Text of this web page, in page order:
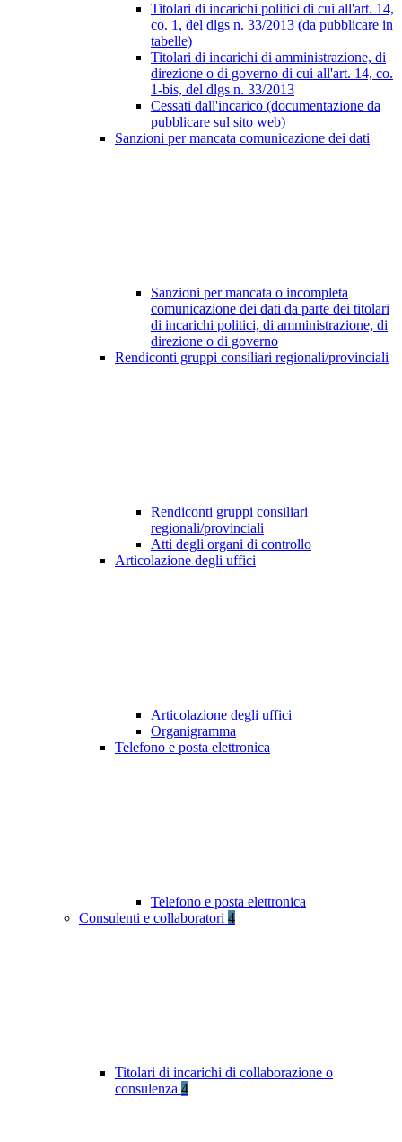
Titolari di incarichi politici di cui all'art. 14,
co. 1, del dlgs n. 33/2013 (da pubblicare in
tabelle)
Titolari di incarichi di amministrazione, di
direzione o di governo di cui all'art. 14, co.
1-bis, del dlgs n. 33/2013
Cessati dall'incarico (documentazione da
pubblicare sul sito web)
Sanzioni per mancata comunicazione dei dati
Sanzioni per mancata o incompleta
comunicazione dei dati da parte dei titolari
di incarichi politici, di amministrazione, di
direzione o di governo
Rendiconti gruppi consiliari regionali/provinciali
Rendiconti gruppi consiliari
regionali/provinciali
Atti degli organi di controllo
Articolazione degli uffici
Articolazione degli uffici
Organigramma
Telefono e posta elettronica
Telefono e posta elettronica
Consulenti e collaboratori 4
Titolari di incarichi di collaborazione o
consulenza 4